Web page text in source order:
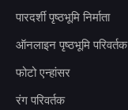
पारदर्शी पृष्ठभूमि निर्माता
ऑनलाइन पृष्ठभूमि परिवर्तक
फोटो एन्हांसर
रंग परिवर्तक